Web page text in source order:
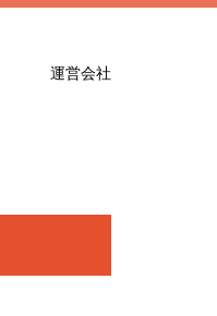
運営会社